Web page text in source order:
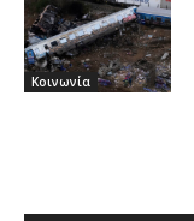
Κοινωνία